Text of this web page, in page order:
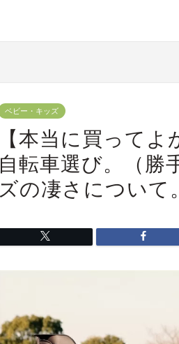
ベビー・キッズ
【本当に買って
自転車選び。（
ズの凄さについて。